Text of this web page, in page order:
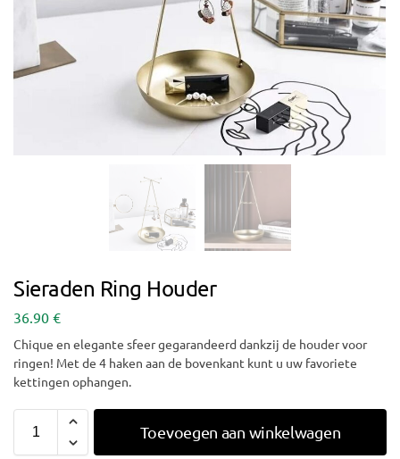
Sieraden Ring Houder
36.90 €
Chique en elegante sfeer gegarandeerd dankzij de houder voor
ringen! Met de 4 haken aan de bovenkant kunt u uw favoriete
kettingen ophangen.
Toevoegen aan winkelwagen